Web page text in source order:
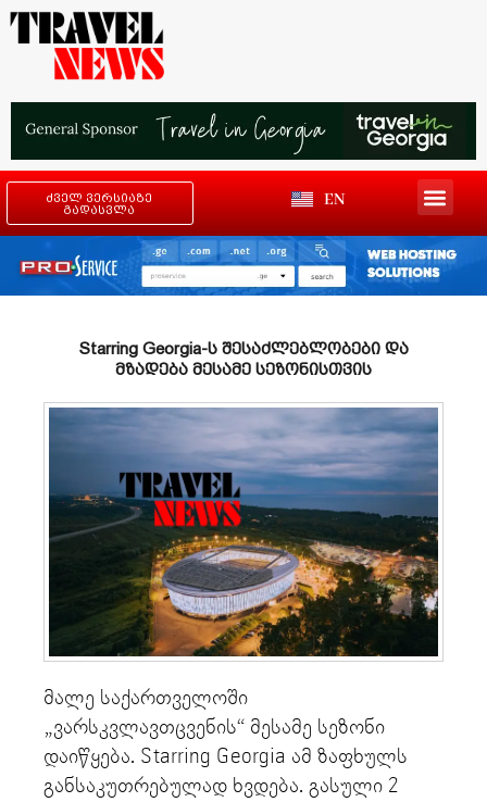
ძველ ვერსიაზე
გადასვლა
EN
Starring Georgia-ს შესაძლებლობები და
მზადება მესამე სეზონისთვის
მალე საქართველოში
„ვარსკვლავთცვენის“ მესამე სეზონი
დაიწყება. Starring Georgia ამ ზაფხულს
განსაკუთრებულად ხვდება. გასული 2